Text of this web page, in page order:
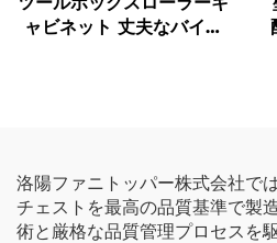
ャビネット 丈夫なバイク
洛陽ファニトッパー株式会社で
チェストを最高の品質基準で製
術と厳格な品質管理プロセスを